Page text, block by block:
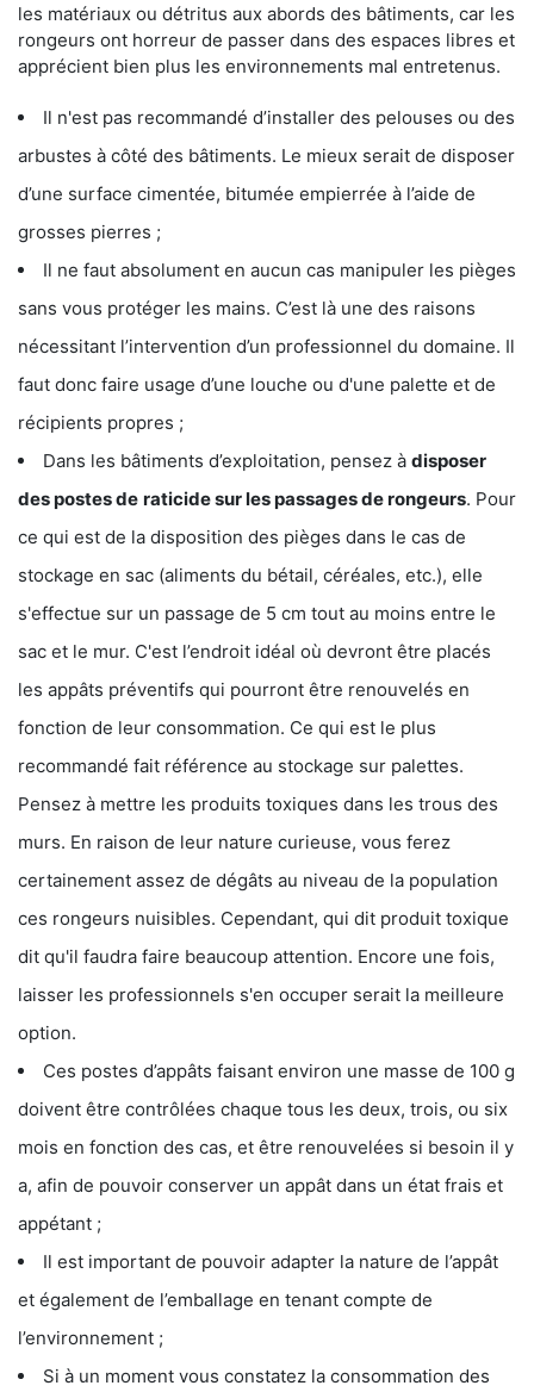
les matériaux ou détritus aux abords des bâtiments, car les
rongeurs ont horreur de passer dans des espaces libres et
apprécient bien plus les environnements mal entretenus.
Il n'est pas recommandé d’installer des pelouses ou des
arbustes à côté des bâtiments. Le mieux serait de disposer
d’une surface cimentée, bitumée empierrée à l’aide de
grosses pierres ;
Il ne faut absolument en aucun cas manipuler les pièges
sans vous protéger les mains. C’est là une des raisons
nécessitant l’intervention d’un professionnel du domaine. Il
faut donc faire usage d’une louche ou d'une palette et de
récipients propres ;
Dans les bâtiments d’exploitation, pensez à disposer
des postes de raticide sur les passages de rongeurs. Pour
ce qui est de la disposition des pièges dans le cas de
stockage en sac (aliments du bétail, céréales, etc.), elle
s'effectue sur un passage de 5 cm tout au moins entre le
sac et le mur. C'est l’endroit idéal où devront être placés
les appâts préventifs qui pourront être renouvelés en
fonction de leur consommation. Ce qui est le plus
recommandé fait référence au stockage sur palettes.
Pensez à mettre les produits toxiques dans les trous des
murs. En raison de leur nature curieuse, vous ferez
certainement assez de dégâts au niveau de la population
ces rongeurs nuisibles. Cependant, qui dit produit toxique
dit qu'il faudra faire beaucoup attention. Encore une fois,
laisser les professionnels s'en occuper serait la meilleure
option.
Ces postes d’appâts faisant environ une masse de 100 g
doivent être contrôlées chaque tous les deux, trois, ou six
mois en fonction des cas, et être renouvelées si besoin il y
a, afin de pouvoir conserver un appât dans un état frais et
appétant ;
Il est important de pouvoir adapter la nature de l’appât
et également de l’emballage en tenant compte de
l’environnement ;
Si à un moment vous constatez la consommation des